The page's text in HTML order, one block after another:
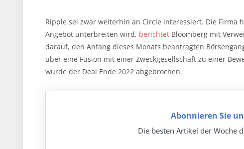
Ripple sei zwar weiterhin an Circle interessiert. Die Firma
Angebot unterbreiten wird, berichtet Bloomberg mit
darauf, den Anfang dieses Monats beantragten
über eine Fusion mit einer Zweckgesellschaft zu einer
wurde der Deal Ende 2022 abgebrochen.
Abonnieren Sie
Die besten Artikel der Woche